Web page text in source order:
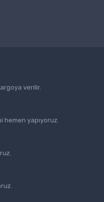
verilir.
yapıyoruz.